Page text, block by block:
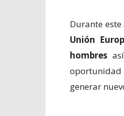
Durante
Unión
hombres
oportunidad
generar